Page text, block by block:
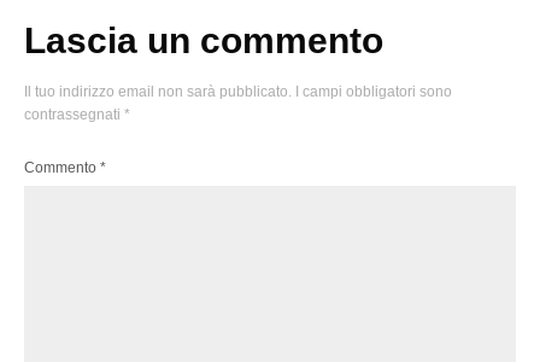
Lascia un commento
Il tuo indirizzo email non sarà pubblicato. I campi obbligatori sono
contrassegnati *
Commento *